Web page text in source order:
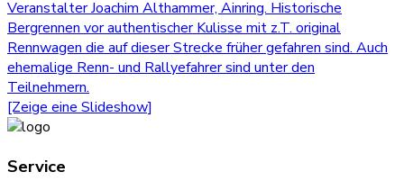
[Zeige eine Slideshow]
Service